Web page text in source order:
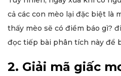
cả các con mèo lại đặc biệt là
thấy mèo sẽ có điềm báo gì?
đọc tiếp bài phân tích này để
2. Giải mã giấc